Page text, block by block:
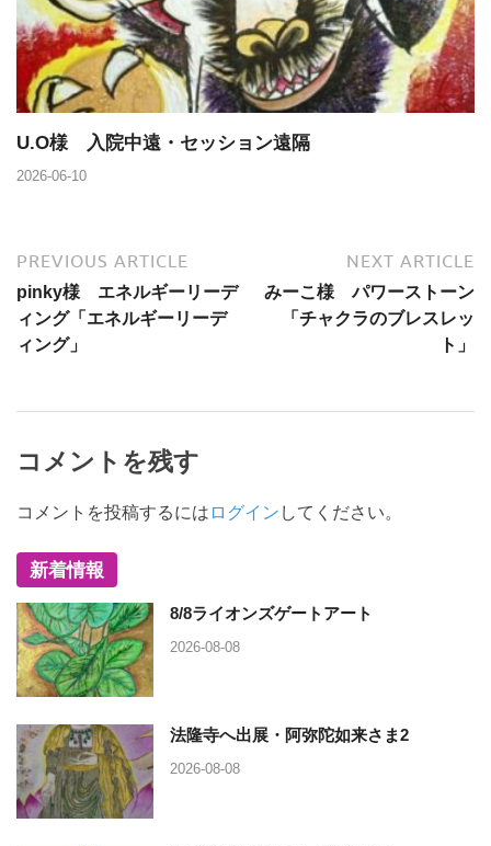
U.O様 入院中遠・セッション遠隔
2026-06-10
PREVIOUS ARTICLE
pinky様 エネルギーリーデ
ィング「エネルギーリーデ
ィング」
NEXT ARTICLE
みーこ様 パワーストーン
「チャクラのブレスレッ
ト」
コメントを残す
コメントを投稿するには ログイン してください。
新着情報
8/8ライオンズゲートアート
2026-08-08
法隆寺へ出展・阿弥陀如来さま2
2026-08-08